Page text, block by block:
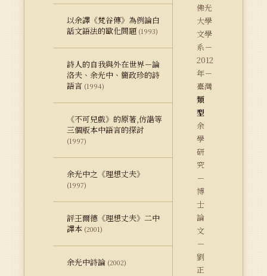
以余譯《梵谷傳》為例論白
話文語法的歐化問題 (1993)
詩人的自我與外在世界－論
洛夫、余光中、簡政珍的詩
語言 (1994)
《不可兒戲》的原著,仿諧等
三個版本中語言的探討
(1997)
余光中之《理想丈夫》
(1997)
評王爾德《理想丈夫》二中
譯本 (2001)
余光中詩論 (2002)
佛光
大學
文學
系－
2012
年－
臺灣
類
型
余
學
研
究
－
博
士
論
文
－
劉
正